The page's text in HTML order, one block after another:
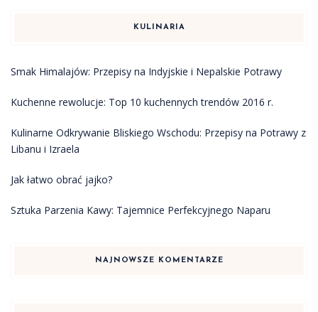
KULINARIA
Smak Himalajów: Przepisy na Indyjskie i Nepalskie Potrawy
Kuchenne rewolucje: Top 10 kuchennych trendów 2016 r.
Kulinarne Odkrywanie Bliskiego Wschodu: Przepisy na Potrawy z
Libanu i Izraela
Jak łatwo obrać jajko?
Sztuka Parzenia Kawy: Tajemnice Perfekcyjnego Naparu
NAJNOWSZE KOMENTARZE